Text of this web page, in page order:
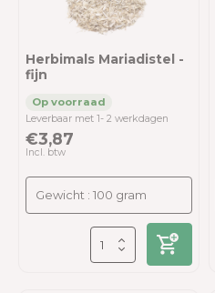
Herbimals Mariadistel -
fijn
Leverbaar met 1- 2 werkdagen
€3,87
Incl. btw